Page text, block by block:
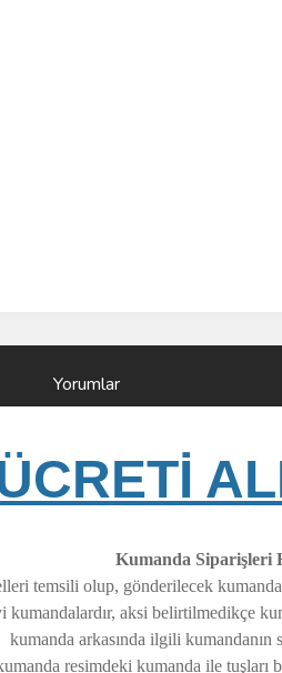
Yorumlar
Kumanda Siparişleri
temsili olup, gönderilecek
aksi belirtilmedikçe
kumanda arkasında ilgili
resimdeki kumanda ile tuşları